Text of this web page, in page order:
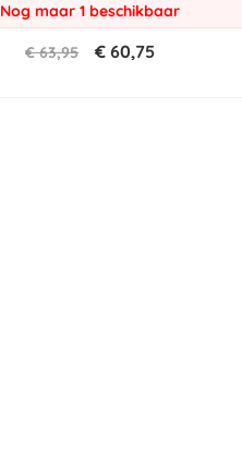
Nog maar 1 beschikbaar
€ 63,95 € 60,75